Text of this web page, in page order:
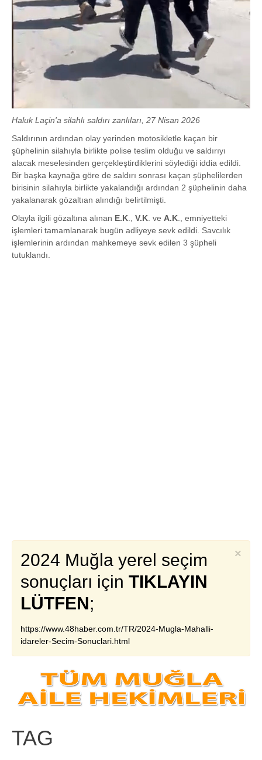
Haluk Laçin'a silahlı saldırı zanlıları, 27 Nisan 2026
Saldırının ardından olay yerinden motosikletle kaçan bir
şüphelinin silahıyla birlikte polise teslim olduğu ve saldırıyı
alacak meselesinden gerçekleştirdiklerini söylediği iddia edildi.
Bir başka kaynağa göre de saldırı sonrası kaçan şüphelilerden
birisinin silahıyla birlikte yakalandığı ardından 2 şüphelinin daha
yakalanarak gözaltıan alındığı belirtilmişti.
Olayla ilgili gözaltına alınan E.K., V.K. ve A.K., emniyetteki
işlemleri tamamlanarak bugün adliyeye sevk edildi. Savcılık
işlemlerinin ardından mahkemeye sevk edilen 3 şüpheli
tutuklandı.
×
2024 Muğla yerel seçim
sonuçları için TIKLAYIN
LÜTFEN;
https://www.48haber.com.tr/TR/2024-Mugla-Mahalli-
idareler-Secim-Sonuclari.html
TAG